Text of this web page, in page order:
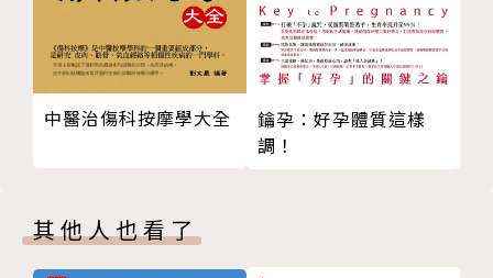
透過最新的醫學常識建立有效的防病習慣，
擊退感冒、流感、避免家庭成員交互傳染的最佳方法！
確實遠離病源，打造不生病體質，全家都健康。
大谷義夫（Yoshio Otani）
AM 8:00 早餐喝一杯，營養不偏食
AM 8:30 通勤時戴口罩、少用手
AM 10:00 工作中有意識多站、多蹲
PM 1:00 中午小睡十五分鐘，睡眠負債不上身
PM 6:00 忙碌時，吃個巧克力吧
PM 10:30 想睡好覺，體溫別太高
＋免疫力UP 感冒也有性別之分？
中醫治傷科按摩學大全
鑰孕：好孕體質這樣
調！
其他人也看了